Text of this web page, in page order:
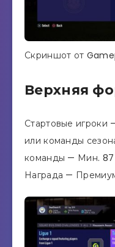
Скриншот от
Верхняя
Стартовые игроки
или команды
команды — Мин.
Награда —